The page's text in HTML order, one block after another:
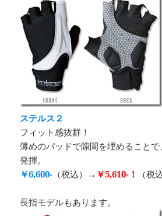
ステルス２
フィット感抜群！
薄めのパッドで隙間を埋めること
発揮。
￥6,600- （税込）→ ￥5,610-！ （税
長指モデルもあります。